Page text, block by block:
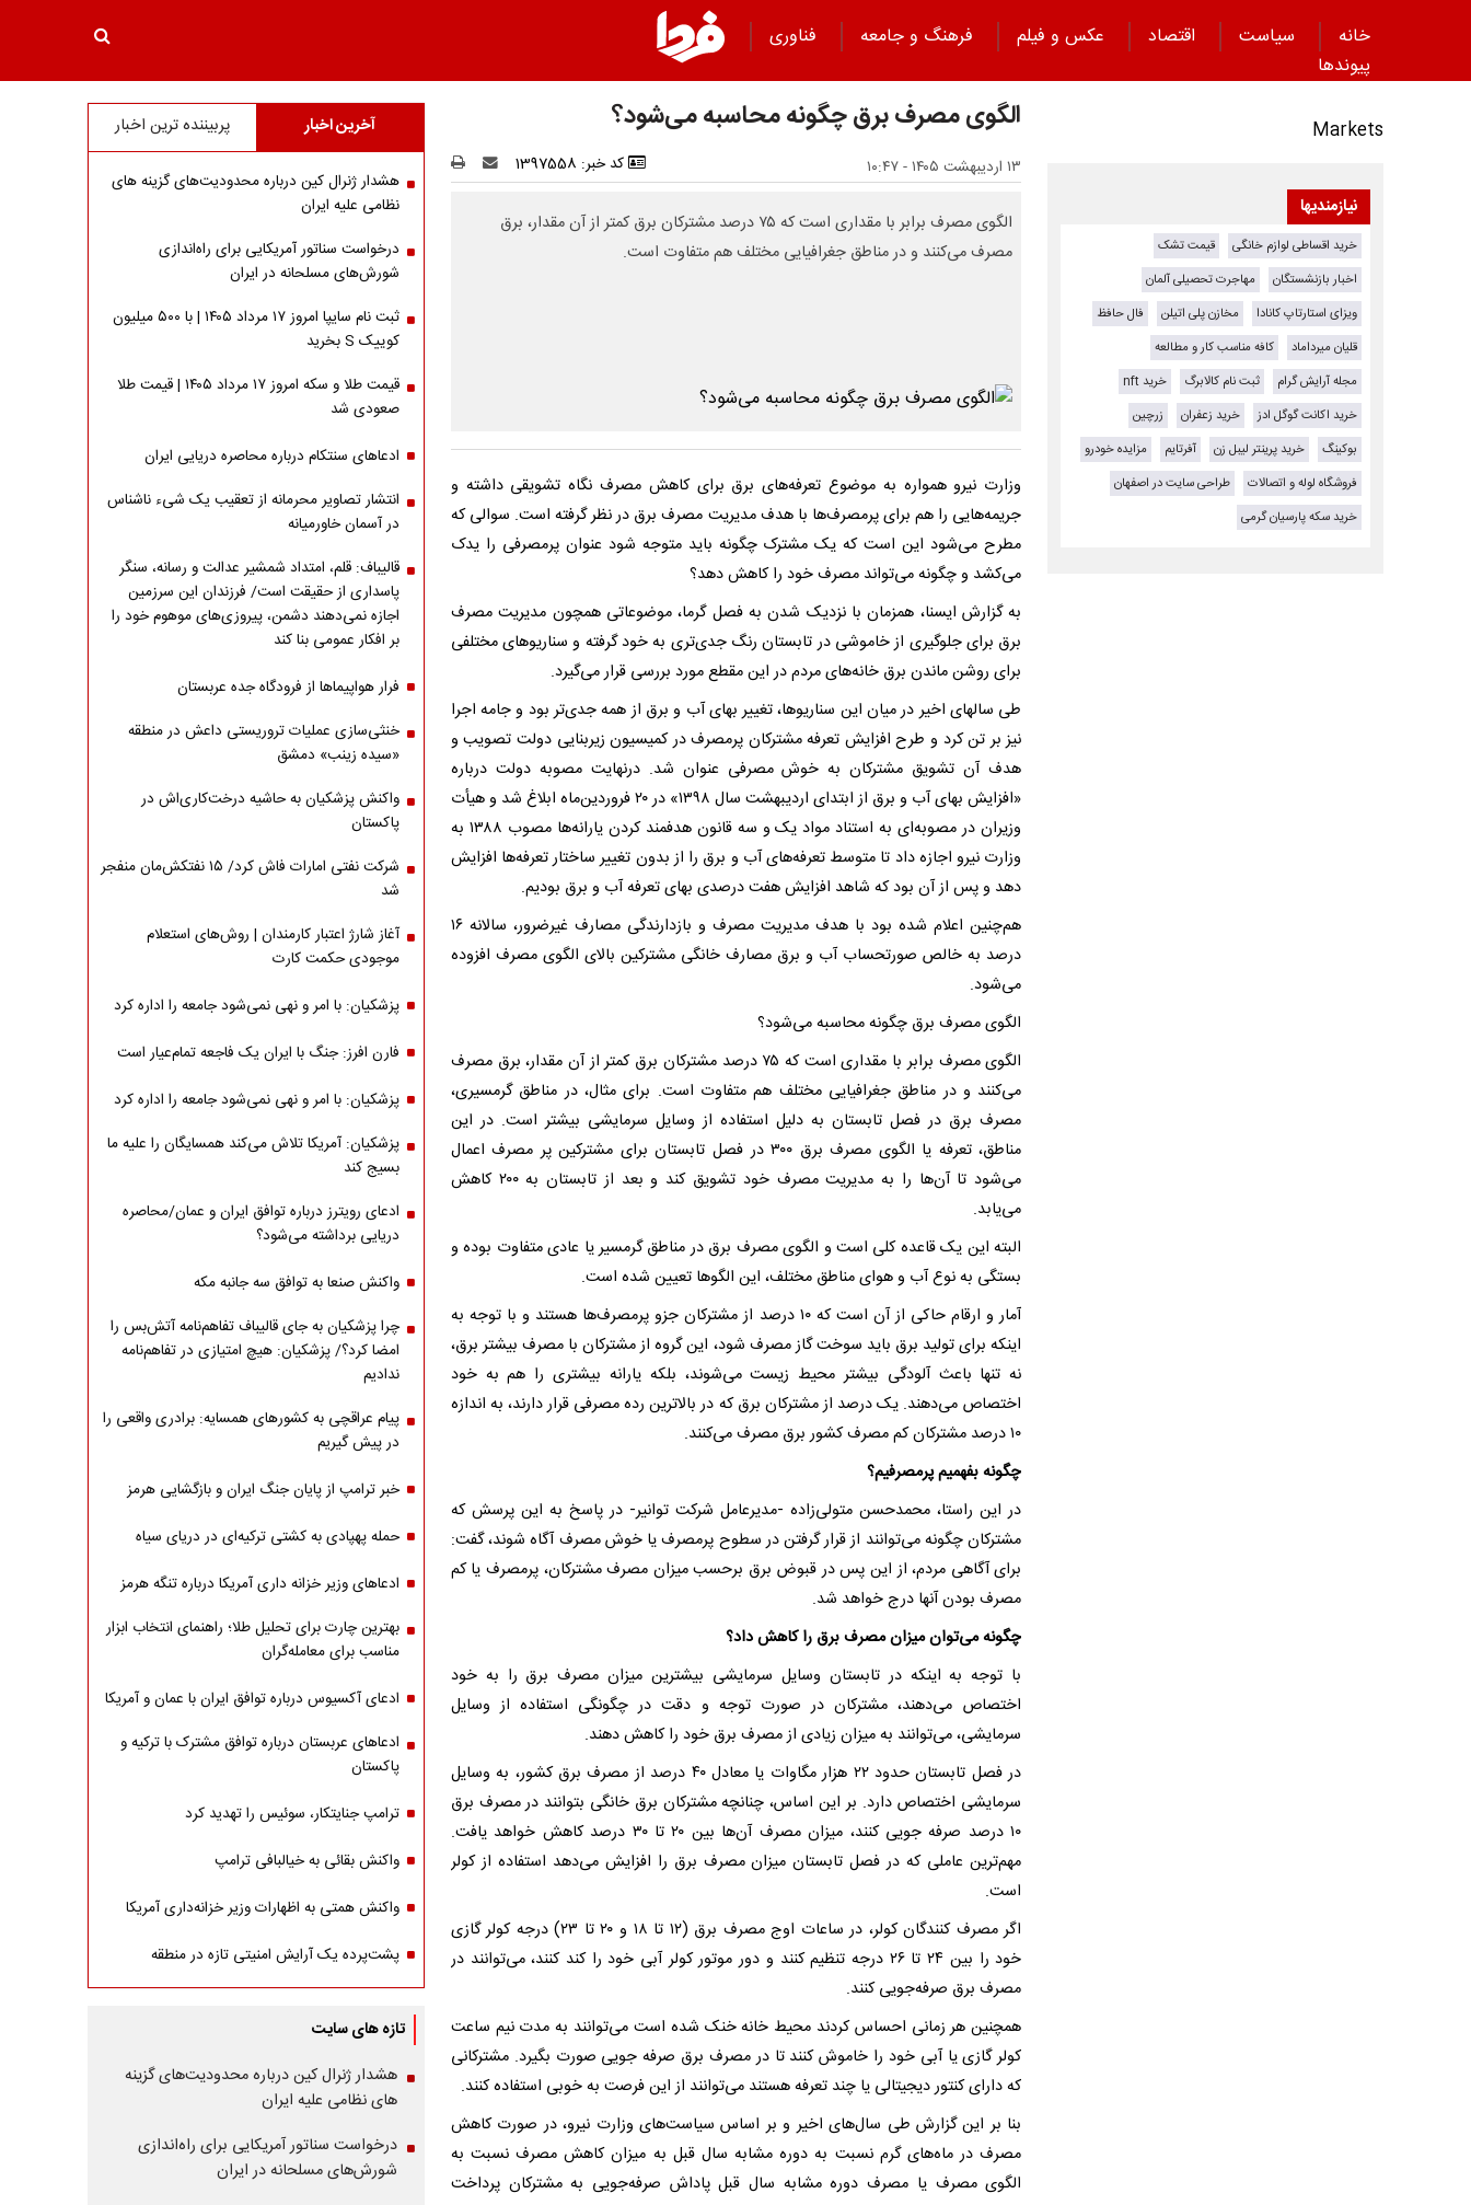
خانه سیاست اقتصاد عکس و فیلم فرهنگ و جامعه
فناوری
پیوند‌ها
الگوی مصرف برق چگونه محاسبه می‌شود؟
۱۳ اردیبهشت ۱۴۰۵ - ۱۰:۴۷ کد خبر: 1397558
الگوی مصرف برابر با مقداری است که ۷۵ درصد مشترکان برق کمتر از آن مقدار، برق
مصرف می‌کنند و در مناطق جغرافیایی مختلف هم متفاوت است.
وزارت نیرو همواره به موضوع تعرفه‌های برق برای کاهش مصرف نگاه تشویقی داشته و
جریمه‌هایی را هم برای پرمصرف‌ها با هدف مدیریت مصرف برق در نظر گرفته است. سوالی که
مطرح می‌شود این است که یک مشترک چگونه باید متوجه شود عنوان پرمصرفی را یدک
می‌کشد و چگونه می‌تواند مصرف خود را کاهش دهد؟
به گزارش ایسنا، همزمان با نزدیک شدن به فصل گرما، موضوعاتی همچون مدیریت مصرف
برق برای جلوگیری از خاموشی در تابستان رنگ جدی‌تری به خود گرفته و سناریوهای مختلفی
برای روشن ماندن برق خانه‌های مردم در این مقطع مورد بررسی قرار می‌گیرد.
طی سالهای اخیر در میان این سناریوها، تغییر بهای آب و برق از همه جدی‌تر بود و جامه اجرا
نیز بر تن کرد و طرح افزایش تعرفه مشترکان پرمصرف در کمیسیون زیربنایی دولت تصویب و
هدف آن تشویق مشترکان به خوش مصرفی عنوان شد. درنهایت مصوبه دولت درباره
«افزایش بهای آب و برق از ابتدای اردیبهشت سال ۱۳۹۸» در ۲۰ فروردین‌ماه ابلاغ شد و هیأت
وزیران در مصوبه‌ای به استناد مواد یک و سه قانون هدفمند کردن یارانه‌ها مصوب ۱۳۸۸ به
وزارت نیرو اجازه داد تا متوسط تعرفه‌های آب و برق را از بدون تغییر ساختار تعرفه‌ها افزایش
دهد و پس از آن بود که شاهد افزایش هفت درصدی بهای تعرفه آب و برق بودیم.
هم‌چنین اعلام شده بود با هدف مدیریت مصرف و بازدارندگی مصارف غیرضرور، سالانه ۱۶
درصد به خالص صورتحساب آب و برق مصارف خانگی مشترکین بالای الگوی مصرف افزوده
می‌شود.
الگوی مصرف برق چگونه محاسبه می‌شود؟
الگوی مصرف برابر با مقداری است که ۷۵ درصد مشترکان برق کمتر از آن مقدار، برق مصرف
می‌کنند و در مناطق جغرافیایی مختلف هم متفاوت است. برای مثال، در مناطق گرمسیری،
مصرف برق در فصل تابستان به دلیل استفاده از وسایل سرمایشی بیشتر است. در این
مناطق، تعرفه یا الگوی مصرف برق ۳۰۰ در فصل تابستان برای مشترکین پر مصرف اعمال
می‌شود تا آن‌ها را به مدیریت مصرف خود تشویق کند و بعد از تابستان به ۲۰۰ کاهش
می‌یابد.
البته این یک قاعده کلی است و الگوی مصرف برق در مناطق گرمسیر یا عادی متفاوت بوده و
بستگی به نوع آب و هوای مناطق مختلف، این الگوها تعیین شده است.
آمار و ارقام حاکی از آن است که ۱۰ درصد از مشترکان جزو پرمصرف‌ها هستند و با توجه به
اینکه برای تولید برق باید سوخت گاز مصرف شود، این گروه از مشترکان با مصرف بیشتر برق،
نه تنها باعث آلودگی بیشتر محیط زیست می‌شوند، بلکه یارانه بیشتری را هم به خود
اختصاص می‌دهند. یک درصد از مشترکان برق که در بالاترین رده مصرفی قرار دارند، به اندازه
۱۰ درصد مشترکان کم مصرف کشور برق مصرف می‌کنند.
چگونه بفهمیم پرمصرفیم؟
در این راستا، محمدحسن متولی‌زاده -مدیرعامل شرکت توانیر- در پاسخ به این پرسش که
مشترکان چگونه می‌توانند از قرار گرفتن در سطوح پرمصرف یا خوش مصرف آگاه شوند، گفت:
برای آگاهی مردم، از این پس در قبوض برق برحسب میزان مصرف مشترکان، پرمصرف یا کم
مصرف بودن آنها درج خواهد شد.
چگونه می‌توان میزان مصرف برق را کاهش داد؟
با توجه به اینکه در تابستان وسایل سرمایشی بیشترین میزان مصرف برق را به خود
اختصاص می‌دهند، مشترکان در صورت توجه و دقت در چگونگی استفاده از وسایل
سرمایشی، می‌توانند به میزان زیادی از مصرف برق خود را کاهش دهند.
در فصل تابستان حدود ۲۲ هزار مگاوات یا معادل ۴۰ درصد از مصرف برق کشور، به وسایل
سرمایشی اختصاص دارد. بر این اساس، چنانچه مشترکان برق خانگی بتوانند در مصرف برق
۱۰ درصد صرفه جویی کنند، میزان مصرف آن‌ها بین ۲۰ تا ۳۰ درصد کاهش خواهد یافت.
مهم‌ترین عاملی که در فصل تابستان میزان مصرف برق را افزایش می‌دهد استفاده از کولر
است.
اگر مصرف کنندگان کولر، در ساعات اوج مصرف برق (۱۲ تا ۱۸ و ۲۰ تا ۲۳) درجه کولر گازی
خود را بین ۲۴ تا ۲۶ درجه تنظیم کنند و دور موتور کولر آبی خود را کند کنند، می‌توانند در
مصرف برق صرفه‌جویی کنند.
همچنین هر زمانی احساس کردند محیط خانه خنک شده است می‌توانند به مدت نیم ساعت
کولر گازی یا آبی خود را خاموش کنند تا در مصرف برق صرفه جویی صورت بگیرد. مشترکانی
که دارای کنتور دیجیتالی یا چند تعرفه هستند می‌توانند از این فرصت به خوبی استفاده کنند.
بنا بر این گزارش طی سال‌های اخیر و بر اساس سیاست‌های وزارت نیرو، در صورت کاهش
مصرف در ماه‌های گرم نسبت به دوره مشابه سال قبل به میزان کاهش مصرف نسبت به
الگوی مصرف یا مصرف دوره مشابه سال قبل پاداش صرفه‌جویی به مشترکان پرداخت
Markets
نیازمندیها
خرید اقساطی لوازم خانگی
قیمت تشک
اخبار بازنشستگان
مهاجرت تحصیلی آلمان
ویزای استارتاپ کانادا
مخازن پلی اتیلن
فال حافظ
قلیان میرداماد
کافه مناسب کار و مطالعه
مجله آرایش گرام
ثبت نام کالابرگ
خرید nft
خرید اکانت گوگل ادز
خرید زعفران
زرچین
بوکینگ
خرید پرینتر لیبل زن آفرتایم
مزایده خودرو
فروشگاه لوله و اتصالات
طراحی سایت در اصفهان
خرید سکه پارسیان گرمی
آخرین اخبار پربیننده ترین اخبار
هشدار ژنرال کین درباره محدودیت‌های گزینه های
نظامی علیه ایران
درخواست سناتور آمریکایی برای راه‌اندازی
شورش‌های مسلحانه در ایران
ثبت نام سایپا امروز ۱۷ مرداد ۱۴۰۵ | با ۵۰۰ میلیون
کوییک S بخرید
قیمت طلا و سکه امروز ۱۷ مرداد ۱۴۰۵ | قیمت طلا
صعودی شد
ادعاهای سنتکام درباره محاصره دریایی ایران
انتشار تصاویر محرمانه از تعقیب یک شیء ناشناس
در آسمان خاورمیانه
قالیباف: قلم، امتداد شمشیر عدالت و رسانه، سنگر
پاسداری از حقیقت است/ فرزندان این سرزمین
اجازه نمی‌دهند دشمن، پیروزی‌های موهوم خود را
بر افکار عمومی بنا کند
فرار هواپیماها از فرودگاه جده عربستان
خنثی‌سازی عملیات تروریستی داعش در منطقه
«سیده زینب» دمشق
واکنش پزشکیان به حاشیه درخت‌کاری‌اش در
پاکستان
شرکت نفتی امارات فاش کرد/ ۱۵ نفتکش‌مان منفجر
شد
آغاز شارژ اعتبار کارمندان | روش‌های استعلام
موجودی حکمت کارت
پزشکیان: با امر و نهی نمی‌شود جامعه را اداره کرد
فارن افرز: جنگ با ایران یک فاجعه تمام‌عیار است
پزشکیان: با امر و نهی نمی‌شود جامعه را اداره کرد
پزشکیان: آمریکا تلاش می‌کند همسایگان را علیه ما
بسیج کند
ادعای رویترز درباره توافق ایران و عمان/محاصره
دریایی برداشته می‌شود؟
واکنش صنعا به توافق سه جانبه مکه
چرا پزشکیان به جای قالیباف تفاهم‌نامه آتش‌بس را
امضا کرد؟/ پزشکیان: هیچ امتیازی در تفاهم‌نامه
ندادیم
پیام عراقچی به کشورهای همسایه: برادری واقعی را
در پیش گیریم
خبر ترامپ از پایان جنگ ایران و بازگشایی هرمز
حمله پهپادی به کشتی ترکیه‌ای در دریای سیاه
ادعاهای وزیر خزانه داری آمریکا درباره تنگه هرمز
بهترین چارت برای تحلیل طلا؛ راهنمای انتخاب ابزار
مناسب برای معامله‌گران
ادعای آکسیوس درباره توافق ایران با عمان و آمریکا
ادعاهای عربستان درباره توافق مشترک با ترکیه و
پاکستان
ترامپ جنایتکار، سوئیس را تهدید کرد
واکنش بقائی به خیالبافی ترامپ
واکنش همتی به اظهارات وزیر خزانه‌داری آمریکا
پشت‌پرده یک آرایش امنیتی تازه در منطقه
تازه های سایت
هشدار ژنرال کین درباره محدودیت‌های گزینه
های نظامی علیه ایران
درخواست سناتور آمریکایی برای راه‌اندازی
شورش‌های مسلحانه در ایران